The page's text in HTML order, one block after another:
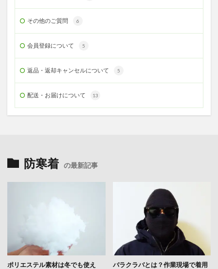
その他のご質問 6
会員登録について 5
返品・返却キャンセルについて 5
配送・お届けについて 13
防寒着 の最新記事
ポリエステル素材は冬でも使え
バラクラバとは？作業現場で着用